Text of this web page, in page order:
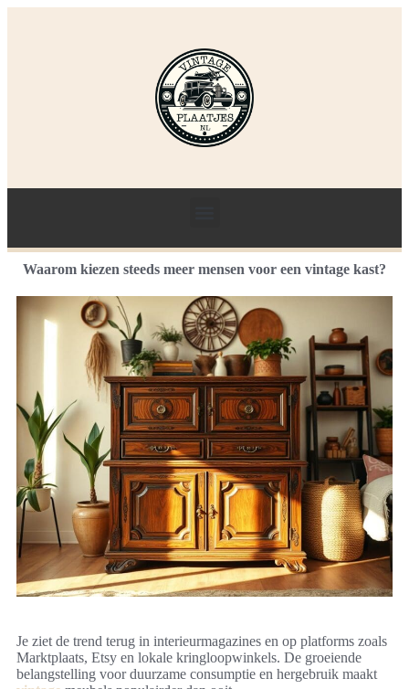
Waarom kiezen steeds meer mensen voor een vintage kast?
Je ziet de trend terug in interieurmagazines en op platforms zoals
Marktplaats, Etsy en lokale kringloopwinkels. De groeiende
belangstelling voor duurzame consumptie en hergebruik maakt